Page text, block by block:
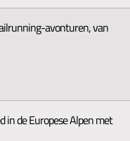
avonturen, van
in de Europese Alpen met